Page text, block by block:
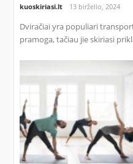
kuoskiriasi.lt 13 birželio, 2024
Dviračiai yra populiari
pramoga, tačiau jie skiriasi